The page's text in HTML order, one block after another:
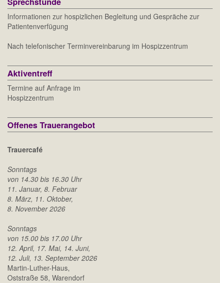
Informationen zur hospizlichen Begleitung und Gespräche zur
Patientenverfügung
Nach telefonischer Terminvereinbarung im Hospizzentrum
Aktiventreff
Termine auf Anfrage im
Hospizzentrum
Offenes Trauerangebot
Trauercafé
Sonntags
von 14.30 bis 16.30 Uhr
11. Januar, 8. Februar
8. März, 11. Oktober,
8. November 2026
Sonntags
von 15.00 bis 17.00 Uhr
12. April, 17. Mai, 14. Juni,
12. Juli, 13. September 2026
Martin-Luther-Haus,
Oststraße 58, Warendorf